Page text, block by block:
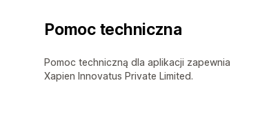
Pomoc techniczna
Pomoc techniczną dla aplikacji zapewnia
Xapien Innovatus Private Limited.